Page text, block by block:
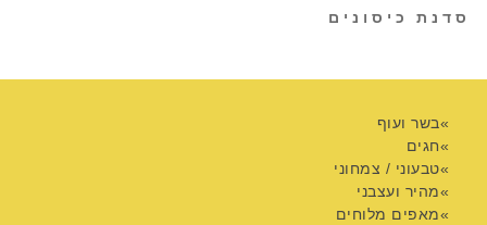
סדנת כיסונים
בשר ועוף
חגים
טבעוני / צמחוני
מהיר ועצבני
מאפים מלוחים